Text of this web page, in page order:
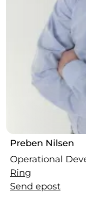
Preben Nilsen
Operational
Ring
Send epost